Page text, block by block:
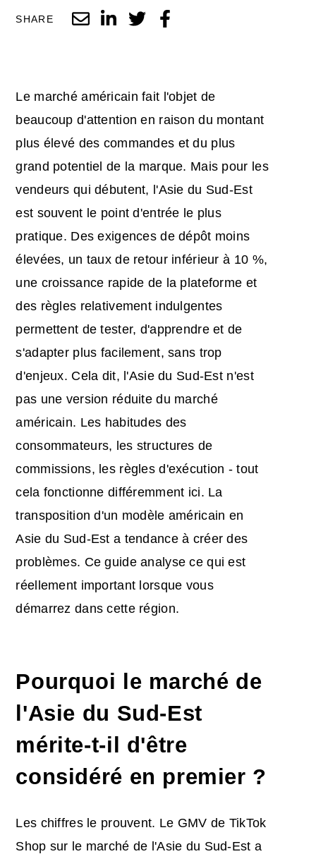
SHARE
Le marché américain fait l'objet de
beaucoup d'attention en raison du montant
plus élevé des commandes et du plus
grand potentiel de la marque. Mais pour les
vendeurs qui débutent, l'Asie du Sud-Est
est souvent le point d'entrée le plus
pratique. Des exigences de dépôt moins
élevées, un taux de retour inférieur à 10 %,
une croissance rapide de la plateforme et
des règles relativement indulgentes
permettent de tester, d'apprendre et de
s'adapter plus facilement, sans trop
d'enjeux. Cela dit, l'Asie du Sud-Est n'est
pas une version réduite du marché
américain. Les habitudes des
consommateurs, les structures de
commissions, les règles d'exécution - tout
cela fonctionne différemment ici. La
transposition d'un modèle américain en
Asie du Sud-Est a tendance à créer des
problèmes. Ce guide analyse ce qui est
réellement important lorsque vous
démarrez dans cette région.
Pourquoi le marché de
l'Asie du Sud-Est
mérite-t-il d'être
considéré en premier ?
Les chiffres le prouvent. Le GMV de TikTok
Shop sur le marché de l'Asie du Sud-Est a